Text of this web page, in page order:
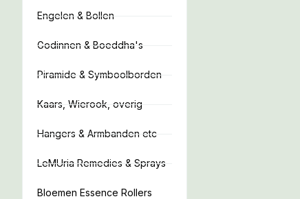
Engelen & Bollen
Godinnen & Boeddha's
Piramide & Symboolborden
Kaars, Wierook, overig
Hangers & Armbanden etc
LeMUria Remedies & Sprays
Bloemen Essence Rollers